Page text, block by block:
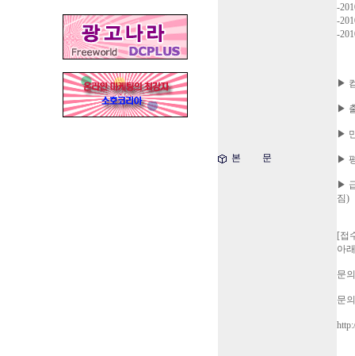
본 문
-
-
-
▶
▶
▶
▶
▶
짐)
[접
아
문
문